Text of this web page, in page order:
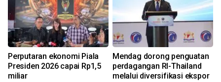
Perputaran ekonomi Piala
Presiden 2026 capai Rp1,5
miliar
Mendag dorong penguatan
perdagangan RI-Thailand
melalui diversifikasi ekspor